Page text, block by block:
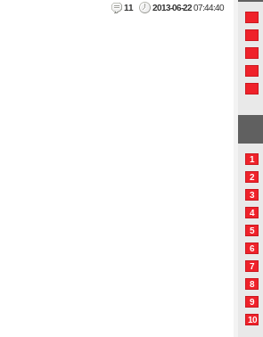
11 2013-06-2207:44:40
1
2
3
4
5
6
7
8
9
10